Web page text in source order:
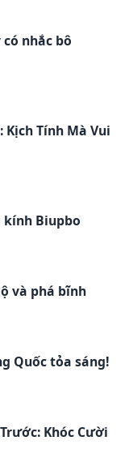
nhắc bô
Kịch Tính Mà Vui
Biupbo
và phá bĩnh
Quốc tỏa sáng!
Khóc Cười